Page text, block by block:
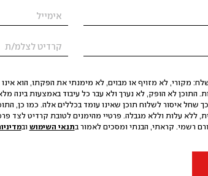
מקורי, לא מזויף או מבוים, לא מימנתי את הפקתו, הוא אינו
שחל איסור לשלוח תוכן שאינו עומד בכללים אלה. כמו כן,
ללא עלות וללא מגבלה. פרטיי מהימנים לטובת קרדיט לצד
רשמי. קראתי, הבנתי ומסכים לאמור בתנאי השימוש וב